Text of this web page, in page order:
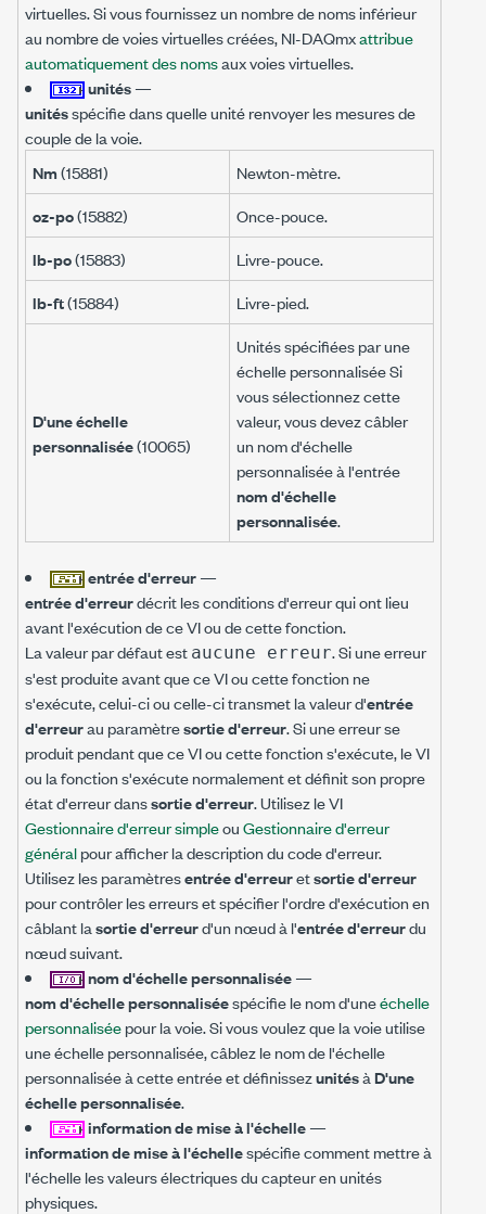
virtuelles. Si vous fournissez un nombre de noms inférieur
au nombre de voies virtuelles créées, NI-DAQmxattribue
automatiquement des nomsaux voies virtuelles.
unités—
unitésspécifie dans quelle unité renvoyer les mesures de
couple de la voie.
Nm(15881)
Newton-mètre.
oz-po(15882)
Once-pouce.
lb-po(15883)
Livre-pouce.
lb-ft(15884) Livre-pied.
D'une échelle
personnalisée(10065)
Unités spécifiées par une
échelle personnalisée Si
vous sélectionnez cette
valeur, vous devez câbler
un nom d'échelle
personnalisée à l'entrée
nom d'échelle
personnalisée.
entrée d'erreur—
entrée d'erreurdécrit les conditions d'erreur qui ont lieu
avant l'exécution de ce VI ou de cette fonction.
La valeur par défaut est aucune erreur. Si une erreur
s'est produite avant que ce VI ou cette fonction ne
s'exécute, celui-ci ou celle-ci transmet la valeur d'entrée
d'erreurau paramètresortie d'erreur. Si une erreur se
produit pendant que ce VI ou cette fonction s'exécute, le VI
ou la fonction s'exécute normalement et définit son propre
état d'erreur danssortie d'erreur. Utilisez le VI
Gestionnaire d'erreur simpleouGestionnaire d'erreur
généralpour afficher la description du code d'erreur.
Utilisez les paramètresentrée d'erreuretsortie d'erreur
pour contrôler les erreurs et spécifier l'ordre d'exécution en
câblant lasortie d'erreurd'un nœud à l'entrée d'erreurdu
nœud suivant.
nom d'échelle personnalisée—
nom d'échelle personnaliséespécifie le nom d'uneéchelle
personnaliséepour la voie. Si vous voulez que la voie utilise
une échelle personnalisée, câblez le nom de l'échelle
personnalisée à cette entrée et définissezunitésàD'une
échelle personnalisée.
information de mise à l'échelle—
information de mise à l'échellespécifie comment mettre à
l'échelle les valeurs électriques du capteur en unités
physiques.